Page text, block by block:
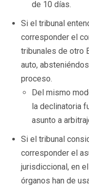
de 10 días.
Si el tribunal
corresponder el
tribunales de otro
auto,
proceso.
Del mismo
la declinatoria
asunto a
Si el tribunal
corresponder el
jurisdiccional, en
órganos han de